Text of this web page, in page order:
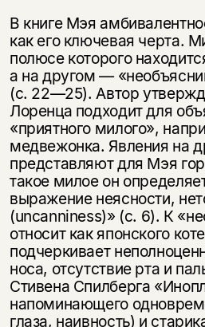
В книге Мэя
как его ключевая черта.
полюсе которого
а на другом —
(с. 22—25). Автор
Лоренца подходит для
«приятного милого»,
медвежонка. Явления на
представляют для Мэя
такое милое он
выражение неясности,
(uncanniness)» (с. 6). К
относит как японского
подчеркивает
носа, отсутствие рта и
Стивена Спилберга
напоминающего
глаза, наивность) и